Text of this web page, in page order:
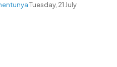
Tuesday, 21 July